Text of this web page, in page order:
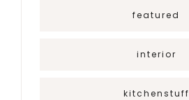
featured
interior
kitchenstuff